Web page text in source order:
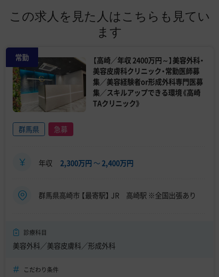
この求人を見た人はこちらも見てい
ます
常勤
【高崎／年収 2400万円～】美容外科・
美容皮膚科クリニック・常勤医師募
集／美容経験者or形成外科専門医募
集／スキルアップできる環境《高崎
TAクリニック》
群馬県 急募
年収 2,300万円 〜2,400万円
群馬県高崎市 【最寄駅】 JR 高崎駅 ※全国出張あり
診療科目
美容外科／美容皮膚科／形成外科
こだわり条件